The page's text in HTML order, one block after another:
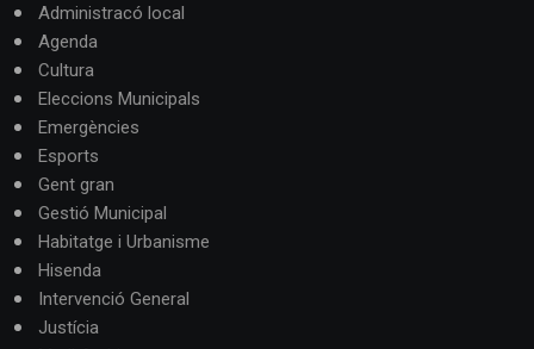
Administracó local
Agenda
Cultura
Eleccions Municipals
Emergències
Esports
Gent gran
Gestió Municipal
Habitatge i Urbanisme
Hisenda
Intervenció General
Justícia